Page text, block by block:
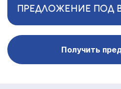
ПРЕДЛОЖЕНИЕ ПОД
Получить